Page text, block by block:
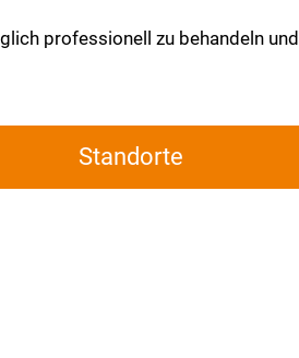
professionell zu behandeln und
Standorte